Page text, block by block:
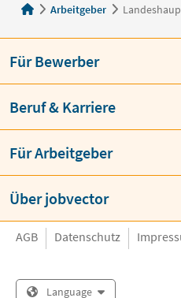
Arbeitgeber
Für Bewerber
Beruf & Karriere
Für Arbeitgeber
Über jobvector
AGB Datenschutz
Language